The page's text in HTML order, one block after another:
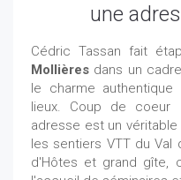
une
Cédric Tassan fait
Mollières dans un
le charme
lieux. Coup de
adresse est un
les sentiers VTT du Val
d'Hôtes et grand gîte,